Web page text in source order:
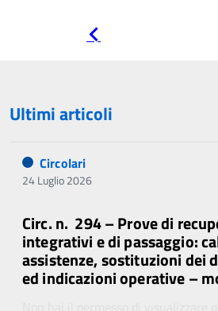
Ultimi articoli
Circolari
24 Luglio 2026
Circ. n. 294 – Prove di
integrativi e di passaggio:
assistenze, sostituzioni dei
ed indicazioni operative –